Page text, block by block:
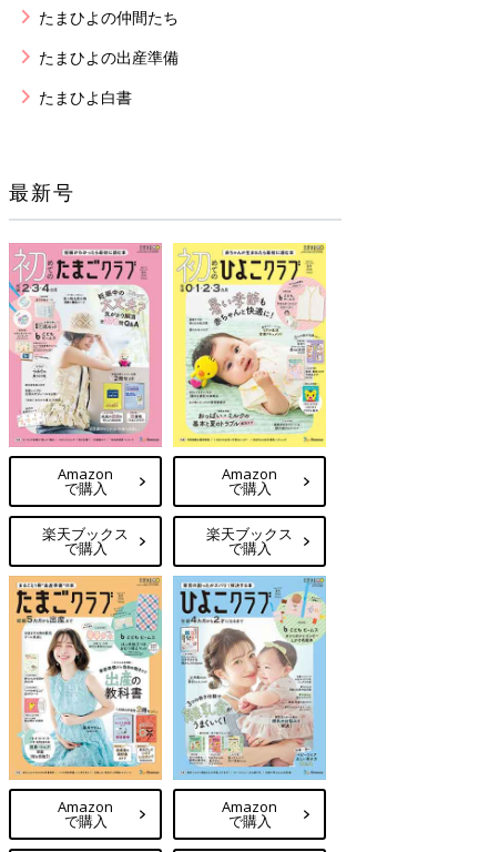
たまひよの仲間たち
たまひよの出産準備
たまひよ白書
最新号
Amazon
で購入
楽天ブックス
で購入
Amazon
で購入
楽天ブックス
で購入
Amazon
で購入
Amazon
で購入